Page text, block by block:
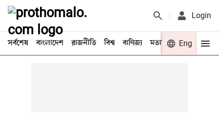
Login
সর্বশেষ বাংলাদেশ রাজনীতি বিশ্ব বাণিজ্য মতামত খেলা
Eng